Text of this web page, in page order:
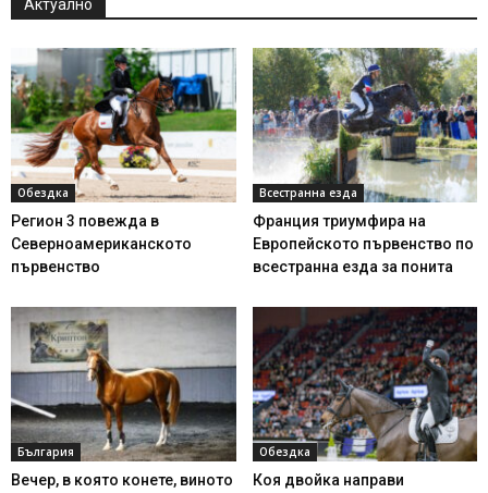
Актуално
Обездка
Регион 3 повежда в
Северноамериканското
първенство
Всестранна езда
Франция триумфира на
Европейското първенство по
всестранна езда за понита
България
Вечер, в която конете, виното
Обездка
Коя двойка направи